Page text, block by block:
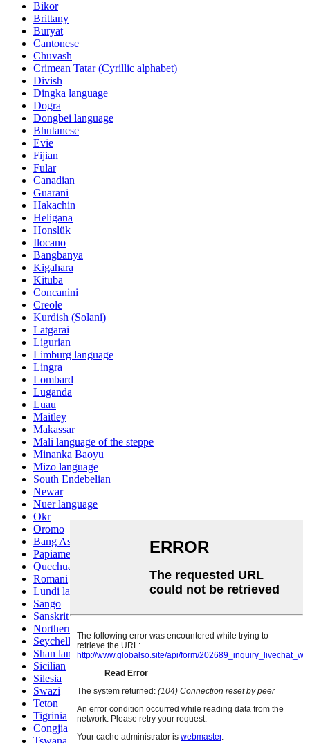
Bikor
Brittany
Buryat
Cantonese
Chuvash
Crimean Tatar (Cyrillic alphabet)
Divish
Dingka language
Dogra
Dongbei language
Bhutanese
Evie
Fijian
Fular
Canadian
Guarani
Hakachin
Heligana
Honslük
Ilocano
Bangbanya
Kigahara
Kituba
Concanini
Creole
Kurdish (Solani)
Latgarai
Ligurian
Limburg language
Lingra
Lombard
Luganda
Luau
Maitley
Makassar
Mali language of the steppe
Minanka Baoyu
Mizo language
South Endebelian
Newar
Nuer language
Okr
Oromo
Bang Ashinan
Papiamento
Quechua
Romani
Lundi language
Sango
Sanskrit
Northern Sotho
Seychelles Creole
Shan language
Sicilian
Silesia
Swazi
Teton
Tigrinia
Congjia language
Tswana